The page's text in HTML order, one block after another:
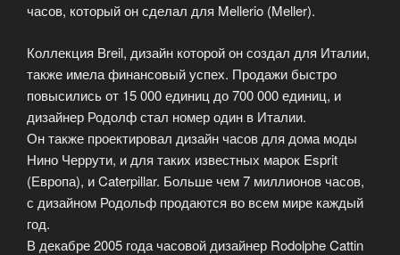
часов, который он сделал для Mellerio (Meller).
Коллекция Breil, дизайн которой он создал для Италии,
также имела финансовый успех. Продажи быстро
повысились от 15 000 единиц до 700 000 единиц, и
дизайнер Родолф стал номер один в Италии.
Он также проектировал дизайн часов для дома моды
Нино Черрути, и для таких известных марок Esprit
(Европа), и Caterpillar. Больше чем 7 миллионов часов,
с дизайном Родольф продаются во всем мире каждый
год.
В декабре 2005 года часовой дизайнер Rodolphe Cattin